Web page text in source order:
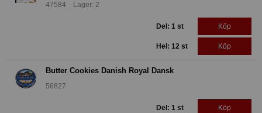
47584 Lager: 2
Del: 1 st Köp
Hel: 12 st Köp
Butter Cookies Danish Royal Dansk
56827
Del: 1 st Köp